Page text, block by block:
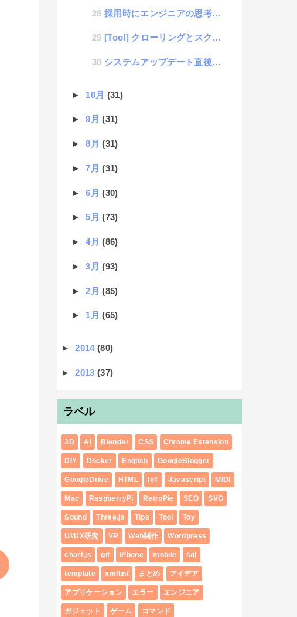
採用時にエンジニアの思考を見抜くアルゴリズム
[Tool] クローリングとスクレイピングでツール作成 #1「Webサイトのリンク一覧を取得」
システムアップデート直後に問題発覚。その時の開発員の心境とは？
► 10月 (31)
►9月(31)
►8月(31)
►7月(31)
►6月(30)
►5月(73)
►4月(86)
►3月(93)
►2月(85)
► 1月(65)
►2014(80)
►2013(37)
ラベル
3D AI Blender CSS Chrome Extension
DIY Docker English GoogleBlogger
GoogleDrive HTML IoT Javascript MIDI
Mac RaspberryPi RetroPie SEO SVG
Sound Three.js Tips Tool Toy
UI/UX研究 VR Web制作 Wordpress
chart.js git iPhone mobile sql
template xmllint まとめ アイデア
アプリケーション エラー エンジニア
ガジェット ゲーム コマンド